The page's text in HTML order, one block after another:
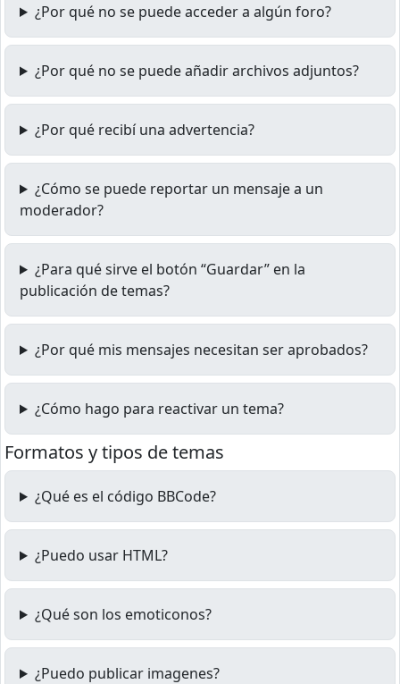
¿Por qué no se puede acceder a algún foro?
¿Por qué no se puede añadir archivos adjuntos?
¿Por qué recibí una advertencia?
¿Cómo se puede reportar un mensaje a un
moderador?
¿Para qué sirve el botón “Guardar” en la
publicación de temas?
¿Por qué mis mensajes necesitan ser aprobados?
¿Cómo hago para reactivar un tema?
Formatos y tipos de temas
¿Qué es el código BBCode?
¿Puedo usar HTML?
¿Qué son los emoticonos?
¿Puedo publicar imagenes?